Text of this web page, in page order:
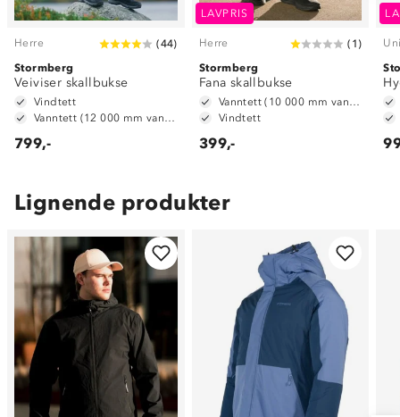
Herre (44)
Stormberg
Veiviser skallbukse
Vindtett
799,-
LAVPRIS
Herre ( 1 )
Stormberg
Fana skallbukse
Vindtett
399,-
Lignende produkter